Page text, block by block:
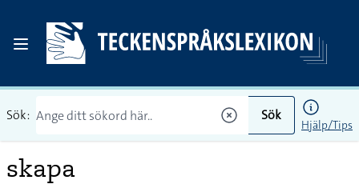
Sök: Sök
Hjälp/Tips
skapa